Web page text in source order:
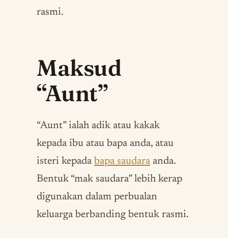
rasmi.
Maksud
“Aunt”
“Aunt” ialah adik atau kakak
kepada ibu atau bapa anda, atau
isteri kepada bapa saudaraanda.
Bentuk “mak saudara” lebih kerap
digunakan dalam perbualan
keluarga berbanding bentuk rasmi.